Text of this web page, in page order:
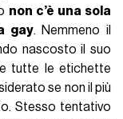
non c’è una sola
gay. Nemmeno il
nascosto il suo
tutte le etichette
se non il più
Stesso tentativo